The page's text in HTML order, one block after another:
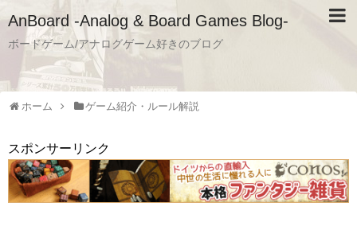
AnBoard -Analog & Board Games Blog-
ボードゲーム/アナログゲーム好きのブログ
ホーム ゲーム紹介・ルール解説
スポンサーリンク